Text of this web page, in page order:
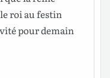
roiaufestin
pourdemain